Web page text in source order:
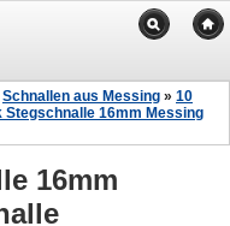
Schnallen aus Messing » 10
Stegschnalle 16mm Messing
16mm